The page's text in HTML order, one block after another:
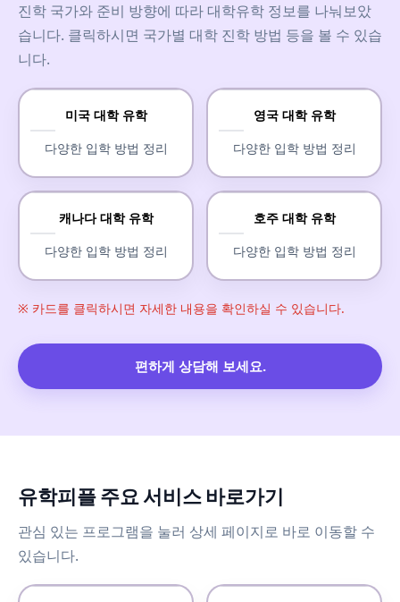
진학 국가와 준비 방향에 따라 대학유학 정보를 나눠보았
습니다. 클릭하시면 국가별 대학 진학 방법 등을 볼 수 있습
니다.
미국 대학 유학
다양한 입학 방법 정리
영국 대학 유학
다양한 입학 방법 정리
캐나다 대학 유학
다양한 입학 방법 정리
호주 대학 유학
다양한 입학 방법 정리
※ 카드를 클릭하시면 자세한 내용을 확인하실 수 있습니다.
편하게 상담해 보세요.
유학피플 주요 서비스 바로가기
관심 있는 프로그램을 눌러 상세 페이지로 바로 이동할 수
있습니다.